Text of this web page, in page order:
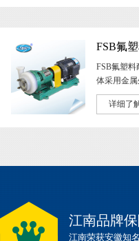
FSB氟
FSB氟塑料
体采用金属
详细了
江南品牌
江南荣获安徽知名